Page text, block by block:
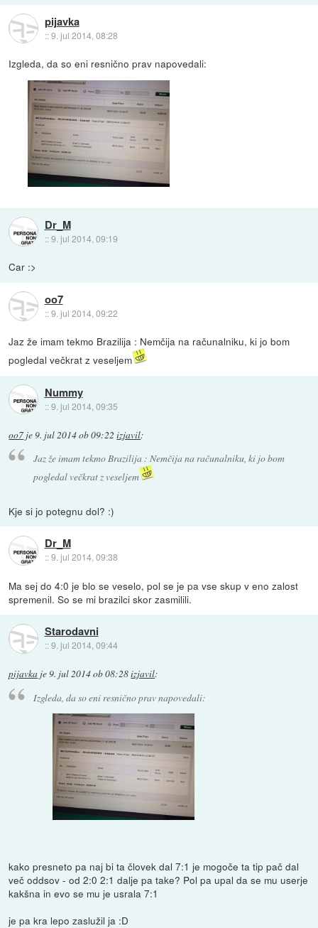
pijavka
::9. jul 2014, 08:28
Izgleda, da so eni resnično prav napovedali:
Dr_M
::9. jul 2014, 09:19
Car :>
oo7
::9. jul 2014, 09:22
Jaz že imam tekmo Brazilija : Nemčija na računalniku, ki jo bom
pogledal večkrat z veseljem
Nummy
::9. jul 2014, 09:35
oo7 je 9. jul 2014 ob 09:22 izjavil:
Jaz že imam tekmo Brazilija : Nemčija na računalniku, ki jo bom
pogledal večkrat z veseljem
Kje si jo potegnu dol? :)
Dr_M
::9. jul 2014, 09:38
Ma sej do 4:0 je blo se veselo, pol se je pa vse skup v eno zalost
spremenil. So se mi brazilci skor zasmilili.
Starodavni
::9. jul 2014, 09:44
pijavka je9. jul 2014 ob 08:28izjavil:
Izgleda, da so eni resnično prav napovedali:
kako presneto pa naj bi ta človek dal 7:1 je mogoče ta tip pač dal
več oddsov - od 2:0 2:1 dalje pa take? Pol pa upal da se mu userje
kakšna in evo se mu je usrala 7:1
je pa kra lepo zaslužil ja :D